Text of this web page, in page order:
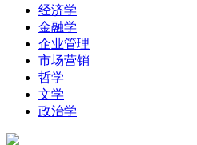
经济学
金融学
企业管理
市场营销
哲学
文学
政治学